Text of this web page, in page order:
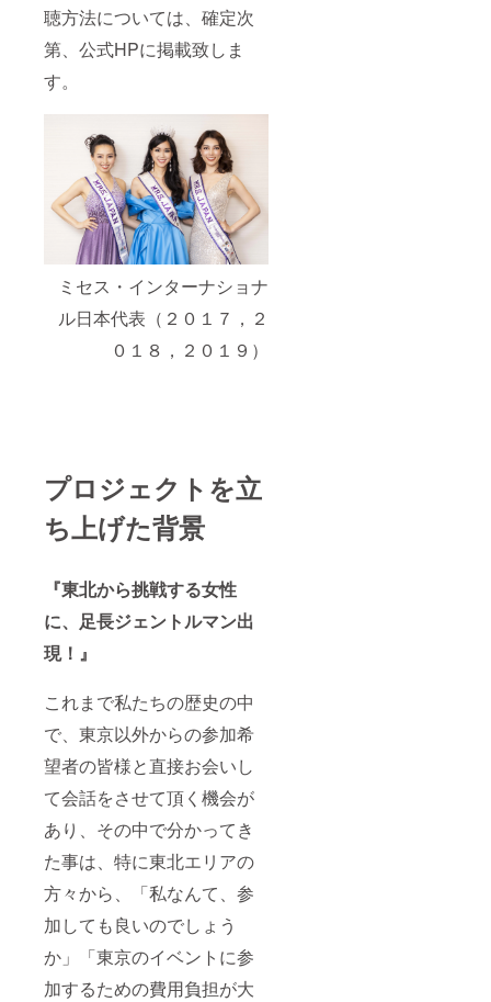
聴方法については、確定次
第、公式HPに掲載致しま
す。
ミセス・インターナショナ
ル日本代表（２０１７，２
０１８，２０１９）
プロジェクトを立
ち上げた背景
『東北から挑戦する女性
に、足長ジェントルマン出
現！』
これまで私たちの歴史の中
で、東京以外からの参加希
望者の皆様と直接お会いし
て会話をさせて頂く機会が
あり、その中で分かってき
た事は、特に東北エリアの
方々から、「私なんて、参
加しても良いのでしょう
か」「東京のイベントに参
加するための費用負担が大